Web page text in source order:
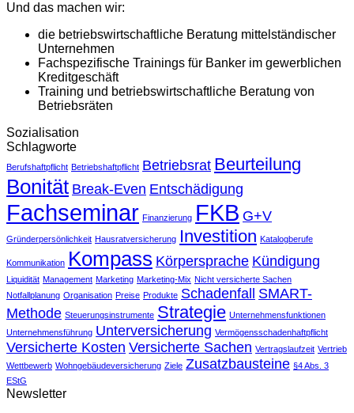
Und das machen wir:
die betriebswirtschaftliche Beratung mittelständischer
Unternehmen
Fachspezifische Trainings für Banker im gewerblichen
Kreditgeschäft
Training und betriebswirtschaftliche Beratung von
Betriebsräten
Sozialisation
Schlagworte
Berufshaftpflicht Betriebshaftpflicht Betriebsrat Beurteilung
Bonität Break-Even Entschädigung
Fachseminar Finanzierung FKB G+V
Gründerpersönlichkeit Hausratversicherung Investition Katalogberufe
Kommunikation Kompass Körpersprache Kündigung
Liquidität Management Marketing Marketing-Mix Nicht versicherte Sachen
Notfallplanung Organisation Preise Produkte Schadenfall
SMART-
Methode Steuerungsinstrumente Strategie Unternehmensfunktionen
Unternehmensführung Unterversicherung Vermögensschadenhaftpflicht
Versicherte Kosten Versicherte Sachen Vertragslaufzeit Vertrieb
Wettbewerb Wohngebäudeversicherung Ziele Zusatzbausteine §4 Abs. 3
EStG
Newsletter